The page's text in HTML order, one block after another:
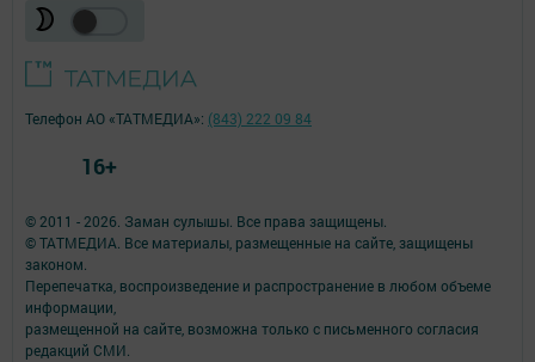
© 2011 - 2026. Заман сулышы. Все права защищены.
© ТАТМЕДИА. Все материалы, размещенные на сайте, защищены
законом.
Перепечатка, воспроизведение и распространение в любом объеме
информации,
размещенной на сайте, возможна только с письменного согласия
редакций СМИ.
Телефон АО «ТАТМЕДИА»: (843) 222 09 84
16+